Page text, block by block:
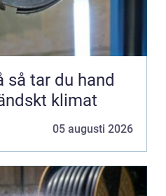
klimat
05 augusti 2026